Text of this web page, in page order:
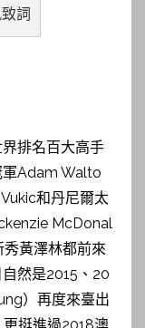
詞
排名百大高手
軍Adam Walto
和丹尼爾太
McDonal
黃澤林都前來
然是2015、20
）再度來臺出